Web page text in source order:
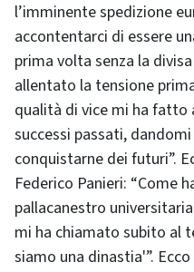
l’imminente spedizione
accontentarci di essere
prima volta senza la
allentato la tensione
qualità di vice mi ha fatto
successi passati,
conquistarne dei futuri”.
Federico Panieri: “Come
pallacanestro
mi ha chiamato subito al
siamo una dinastia'”.